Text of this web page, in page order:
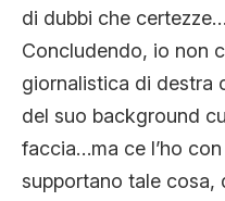
di dubbi che certezze…
Concludendo, io non
giornalistica di destra
del suo background
faccia…ma ce l’ho
supportano tale cosa,